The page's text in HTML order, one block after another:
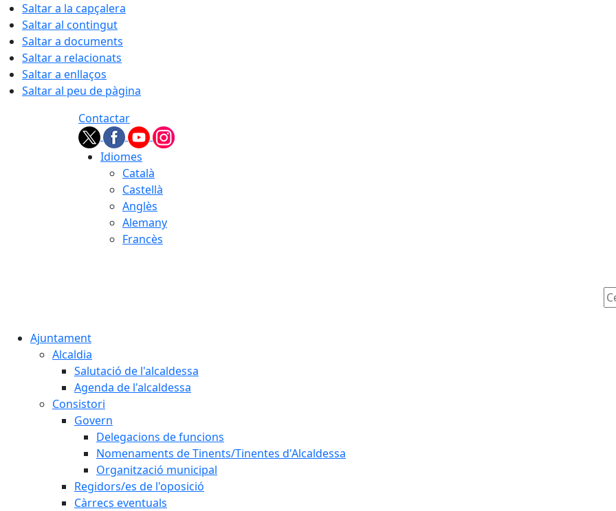
Saltar a la capçalera
Saltar al contingut
Saltar a documents
Saltar a relacionats
Saltar a enllaços
Saltar al peu de pàgina
Contactar
Idiomes
Català
Castellà
Anglès
Alemany
Francès
Ajuntament
Alcaldia
Salutació de l'alcaldessa
Agenda de l'alcaldessa
Consistori
Govern
Delegacions de funcions
Nomenaments de Tinents/Tinentes d'Alcaldessa
Organització municipal
Regidors/es de l'oposició
Càrrecs eventuals